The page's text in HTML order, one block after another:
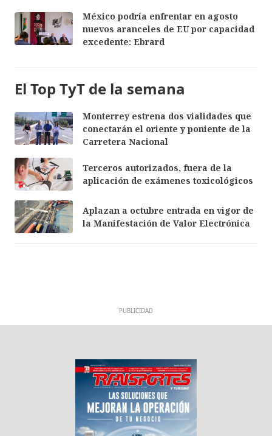
México podría enfrentar en agosto
nuevos aranceles de EU por capacidad
excedente: Ebrard
El Top TyT de la semana
Monterrey estrena dos vialidades que
conectarán el oriente y poniente de la
Carretera Nacional
Terceros autorizados, fuera de la
aplicación de exámenes toxicológicos
Aplazan a octubre entrada en vigor de
la Manifestación de Valor Electrónica
PUBLICIDAD